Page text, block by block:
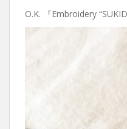
O.K. 『Embroidery